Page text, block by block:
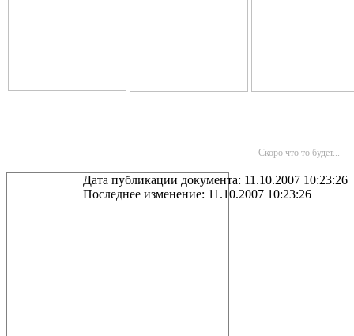
Скоро что то будет...
Дата публикации документа: 11.10.2007 10:23:26
Последнее изменение: 11.10.2007 10:23:26